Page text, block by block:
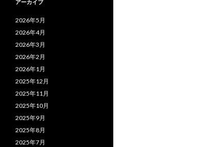
アーカイブ
2026年5月
2026年4月
2026年3月
2026年2月
2026年1月
2025年12月
2025年11月
2025年10月
2025年9月
2025年8月
2025年7月